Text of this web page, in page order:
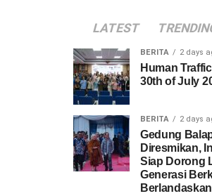
LATEST
BERITA 2 days
Human
30th of July
BERITA 2 days
Gedung
Diresmikan,
Siap Dorong
Generasi